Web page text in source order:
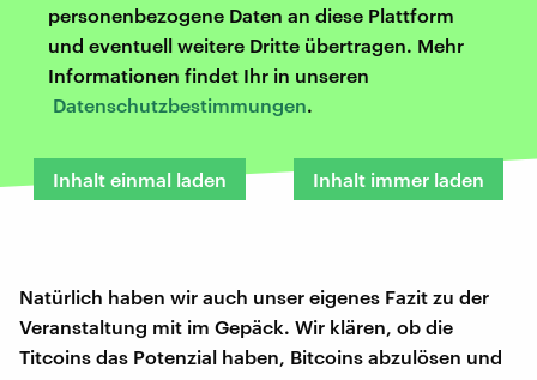
personenbezogene Daten an diese Plattform
und eventuell weitere Dritte übertragen. Mehr
Informationen findet Ihr in unseren
Datenschutzbestimmungen.
Inhalt einmal laden Inhalt immer laden
Natürlich haben wir auch unser eigenes Fazit zu der
Veranstaltung mit im Gepäck. Wir klären, ob die
Titcoins das Potenzial haben, Bitcoins abzulösen und